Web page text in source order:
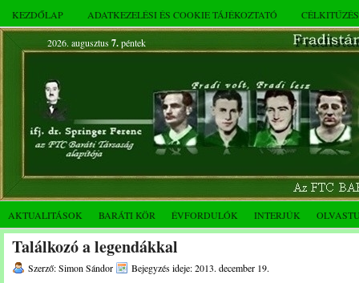
KEZDŐLAP ADATKEZELÉSI ÉS COOKIE TÁJÉKOZTATÓ
2026. augusztus 7.péntek
AKTUALITÁSOK BARÁTI KÖR ÉVFORDULÓK INTERJÚK
Találkozó a legendákkal
Szerző: Simon Sándor Bejegyzés ideje: 2013. december 19.